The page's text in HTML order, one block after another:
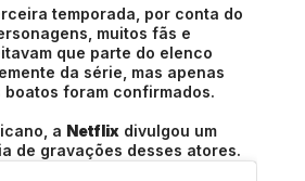
temporada, por conta do
muitos fãs e
que parte do elenco
da série, mas apenas
boatos foram confirmados.
a Netflix divulgou um
de gravações desses atores.